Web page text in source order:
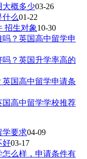
大概多少03-26
什么01-22
招生对象10-30
？英国高中留学申
？英国升学率高的
国高中留学申请条
高中留学学校推荐
学要求04-09
好03-17
么样，申请条件有